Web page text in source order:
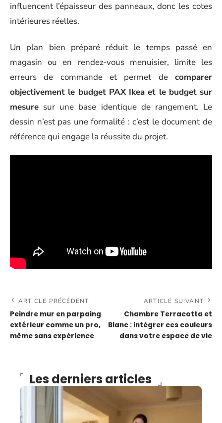
influencent l’épaisseur des panneaux, donc les cotes
intérieures réelles.
Un plan bien préparé réduit le temps passé en
magasin ou en rendez-vous menuisier, limite les
erreurs de commande et permet de comparer
objectivement le budget PAX Ikea et le budget sur
mesure sur une base identique de rangement. Le
dessin n’est pas une formalité : c’est le document de
référence qui engage la réussite du projet.
ARTICLE PRÉCÉDENT
Peindre mur en parpaing
extérieur comme un pro,
même sans expérience
ARTICLE SUIVANT
Chambre Terracotta et
Blanc : intégrer ces couleurs
dans votre espace de vie
Les derniers articles